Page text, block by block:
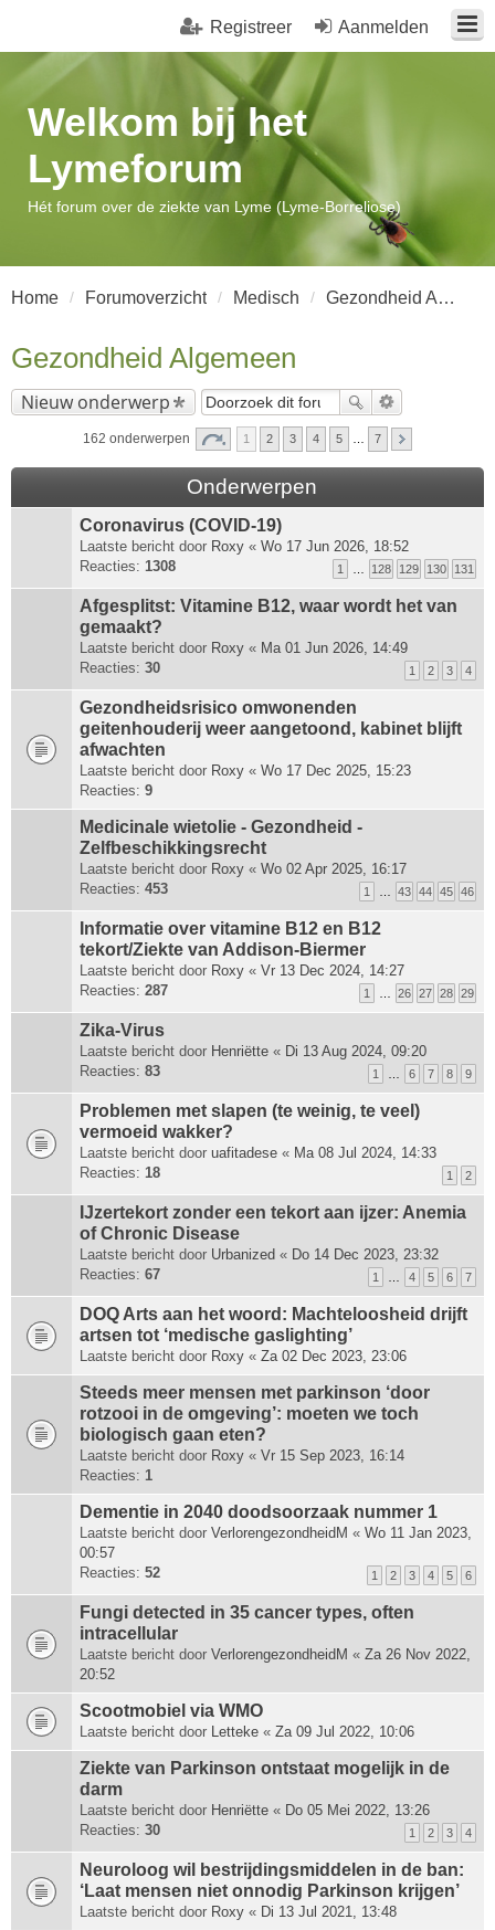
Aanmelden
Registreer
Welkom bij het
Lymeforum
Hét forum over de ziekte van Lyme (Lyme-Borreliose)
Home Forumoverzicht Medisch Gezondheid Algemeen
Gezondheid Algemeen
Nieuw onderwerp
162 onderwerpen 1 2 3 4 5 7
Onderwerpen
Coronavirus (COVID-19)
Laatste bericht door Roxy « Wo 17 Jun 2026, 18:52
Reacties: 1308 1 128 129 130 131
Afgesplitst: Vitamine B12, waar wordt het van
gemaakt?
Laatste bericht door Roxy « Ma 01 Jun 2026, 14:49
Reacties: 30 1 2 3 4
Gezondheidsrisico omwonenden
geitenhouderij weer aangetoond, kabinet blijft
afwachten
Laatste bericht door Roxy « Wo 17 Dec 2025, 15:23
Reacties: 9
Medicinale wietolie - Gezondheid -
Zelfbeschikkingsrecht
Laatste bericht door Roxy « Wo 02 Apr 2025, 16:17
Reacties: 453 1 43 44 45 46
Informatie over vitamine B12 en B12
tekort/Ziekte van Addison-Biermer
Laatste bericht door Roxy « Vr 13 Dec 2024, 14:27
Reacties: 287 1 26 27 28 29
Zika-Virus
Laatste bericht door Henriëtte « Di 13 Aug 2024, 09:20
Reacties: 83 1 6 7 8 9
Problemen met slapen (te weinig, te veel)
vermoeid wakker?
Laatste bericht door uafitadese « Ma 08 Jul 2024, 14:33
Reacties: 18 1 2
IJzertekort zonder een tekort aan ijzer: Anemia
of Chronic Disease
Laatste bericht door Urbanized « Do 14 Dec 2023, 23:32
Reacties: 67 1 4 5 6 7
DOQ Arts aan het woord: Machte­loosheid drijft
artsen tot ‘medische gas­lighting’
Laatste bericht door Roxy « Za 02 Dec 2023, 23:06
Steeds meer mensen met parkinson ‘door
rotzooi in de omgeving’: moeten we toch
biologisch gaan eten?
Laatste bericht door Roxy « Vr 15 Sep 2023, 16:14
Reacties: 1
Dementie in 2040 doodsoorzaak nummer 1
Laatste bericht door VerlorengezondheidM « Wo 11 Jan 2023,
00:57
Reacties: 52 1 2 3 4 5 6
Fungi detected in 35 cancer types, often
intracellular
Laatste bericht door VerlorengezondheidM « Za 26 Nov 2022,
20:52
Scootmobiel via WMO
Laatste bericht door Letteke « Za 09 Jul 2022, 10:06
Ziekte van Parkinson ontstaat mogelijk in de
darm
Laatste bericht door Henriëtte « Do 05 Mei 2022, 13:26
Reacties: 30 1 2 3 4
Neuroloog wil bestrijdingsmiddelen in de ban:
‘Laat mensen niet onnodig Parkinson krijgen’
Laatste bericht door Roxy « Di 13 Jul 2021, 13:48